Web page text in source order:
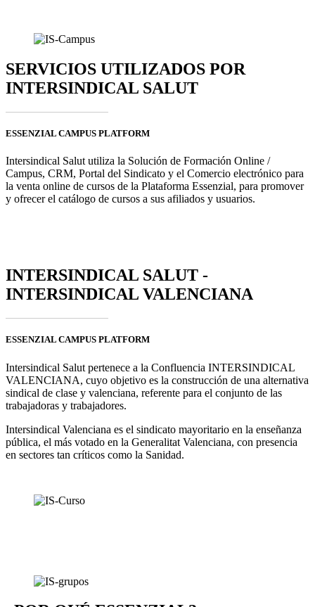
SERVICIOS UTILIZADOS POR
INTERSINDICAL SALUT
ESSENZIAL CAMPUS PLATFORM
Intersindical Salut utiliza la Solución de Formación Online /
Campus, CRM, Portal del Sindicato y el Comercio electrónico para
la venta online de cursos de la Plataforma Essenzial, para promover
y ofrecer el catálogo de cursos a sus afiliados y usuarios.
INTERSINDICAL SALUT -
INTERSINDICAL VALENCIANA
ESSENZIAL CAMPUS PLATFORM
Intersindical Salut pertenece a la Confluencia INTERSINDICAL
VALENCIANA, cuyo objetivo es la construcción de una alternativa
sindical de clase y valenciana, referente para el conjunto de las
trabajadoras y trabajadores.
Intersindical Valenciana es el sindicato mayoritario en la enseñanza
pública, el más votado en la Generalitat Valenciana, con presencia
en sectores tan críticos como la Sanidad.